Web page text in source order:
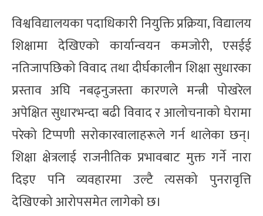
विश्वविद्यालयका पदाधिकारी नियुक्ति प्रक्रिया, विद्यालय
शिक्षामा देखिएको कार्यान्वयन कमजोरी, एसईई
नतिजापछिको विवाद तथा दीर्घकालीन शिक्षा सुधारका
प्रस्ताव अघि नबढ्नुजस्ता कारणले मन्त्री पोखरेल
अपेक्षित सुधारभन्दा बढी विवाद र आलोचनाको घेरामा
परेको टिप्पणी सरोकारवालाहरूले गर्न थालेका छन्।
शिक्षा क्षेत्रलाई राजनीतिक प्रभावबाट मुक्त गर्ने नारा
दिइए पनि व्यवहारमा उल्टै त्यसको पुनरावृत्ति
देखिएको आरोपसमेत लागेको छ।